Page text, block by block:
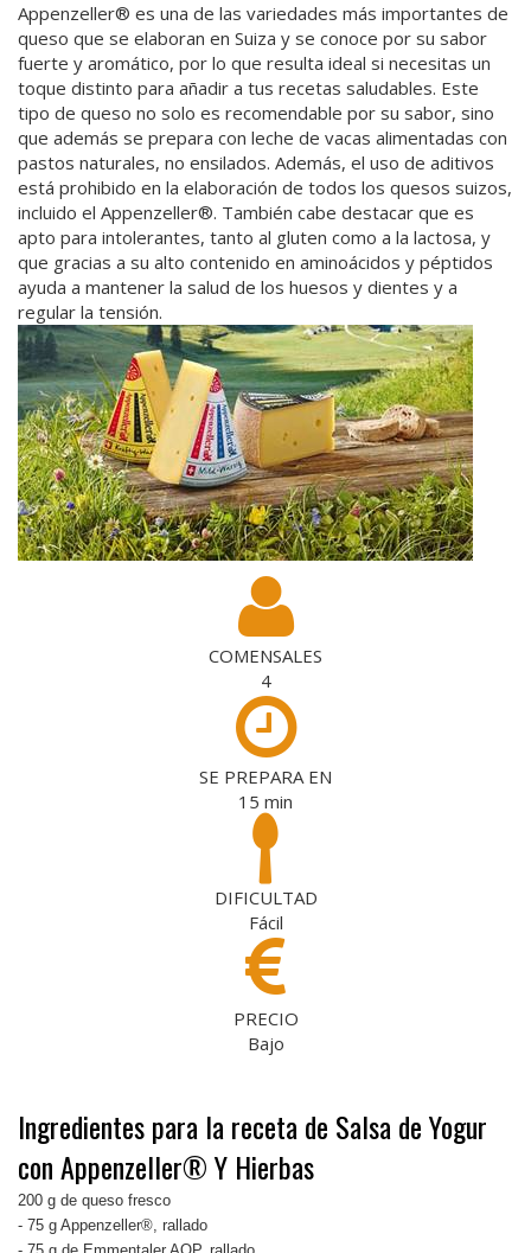
Appenzeller® es una de las variedades más importantes de
queso que se elaboran en Suiza y se conoce por su sabor
fuerte y aromático, por lo que resulta ideal si necesitas un
toque distinto para añadir a tus recetas saludables. Este
tipo de queso no solo es recomendable por su sabor, sino
que además se prepara con leche de vacas alimentadas con
pastos naturales, no ensilados. Además, el uso de aditivos
está prohibido en la elaboración de todos los quesos suizos,
incluido el Appenzeller®. También cabe destacar que es
apto para intolerantes, tanto al gluten como a la lactosa, y
que gracias a su alto contenido en aminoácidos y péptidos
ayuda a mantener la salud de los huesos y dientes y a
regular la tensión.
COMENSALES
4
SE PREPARA EN
15 min
DIFICULTAD
Fácil
PRECIO
Bajo
Ingredientes para la receta de Salsa de Yogur
con Appenzeller® Y Hierbas
200 g de queso fresco
- 75 g Appenzeller®, rallado